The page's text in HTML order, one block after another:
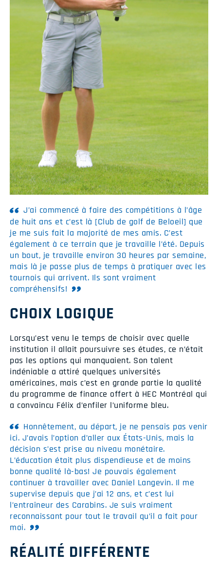
J’ai commencé à faire des compétitions à l’âge
de huit ans et c’est là [Club de golf de Beloeil] que
je me suis fait la majorité de mes amis. C’est
également à ce terrain que je travaille l’été. Depuis
un bout, je travaille environ 30 heures par semaine,
mais là je passe plus de temps à pratiquer avec les
tournois qui arrivent. Ils sont vraiment
compréhensifs!
CHOIX LOGIQUE
Lorsqu’est venu le temps de choisir avec quelle
institution il allait poursuivre ses études, ce n’était
pas les options qui manquaient. Son talent
indéniable a attiré quelques universités
américaines, mais c’est en grande partie la qualité
du programme de finance offert à HEC Montréal qui
a convaincu Félix d’enfiler l’uniforme bleu.
Honnêtement, au départ, je ne pensais pas venir
ici. J’avais l’option d’aller aux États-Unis, mais la
décision s’est prise au niveau monétaire.
L’éducation était plus dispendieuse et de moins
bonne qualité là-bas! Je pouvais également
continuer à travailler avec Daniel Langevin. Il me
supervise depuis que j’ai 12 ans, et c’est lui
l’entraîneur des Carabins. Je suis vraiment
reconnaissant pour tout le travail qu’il a fait pour
moi.
RÉALITÉ DIFFÉRENTE